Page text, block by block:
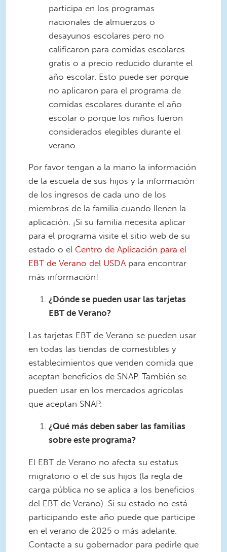
participa en los programas
nacionales de almuerzos o
desayunos escolares pero no
calificaron para comidas escolares
gratis o a precio reducido durante el
año escolar. Esto puede ser porque
no aplicaron para el programa de
comidas escolares durante el año
escolar o porque los niños fueron
considerados elegibles durante el
verano.
Por favor tengan a la mano la información
de la escuela de sus hijos y la información
de los ingresos de cada uno de los
miembros de la familia cuando llenen la
aplicación. ¡Si su familia necesita aplicar
para el programa visite el sitio web de su
estado o el Centro de Aplicación para el
EBT de Verano del USDA para encontrar
más información!
¿Dónde se pueden usar las tarjetas
EBT de Verano?
Las tarjetas EBT de Verano se pueden usar
en todas las tiendas de comestibles y
establecimientos que venden comida que
aceptan beneficios de SNAP. También se
pueden usar en los mercados agrícolas
que aceptan SNAP.
¿Qué más deben saber las familias
sobre este programa?
El EBT de Verano no afecta su estatus
migratorio o el de sus hijos (la regla de
carga pública no se aplica a los beneficios
del EBT de Verano). Si su estado no está
participando este año puede que participe
en el verano de 2025 o más adelante.
Contacte a su gobernador para pedirle que